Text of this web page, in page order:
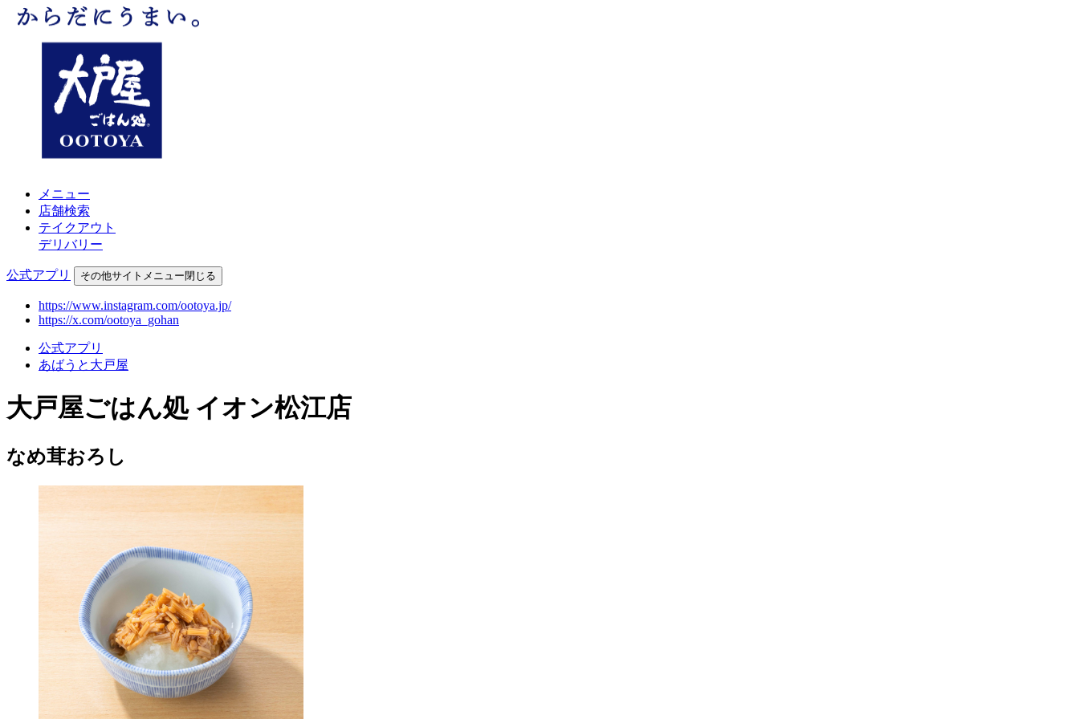
メニュー
店舗検索
テイクアウト
デリバリー
公式アプリ その他サイトメニュー閉じる
https://www.instagram.com/ootoya.jp/
https://x.com/ootoya_gohan
公式アプリ
あばうと大戸屋
大戸屋ごはん処 イオン松江店
なめ茸おろし